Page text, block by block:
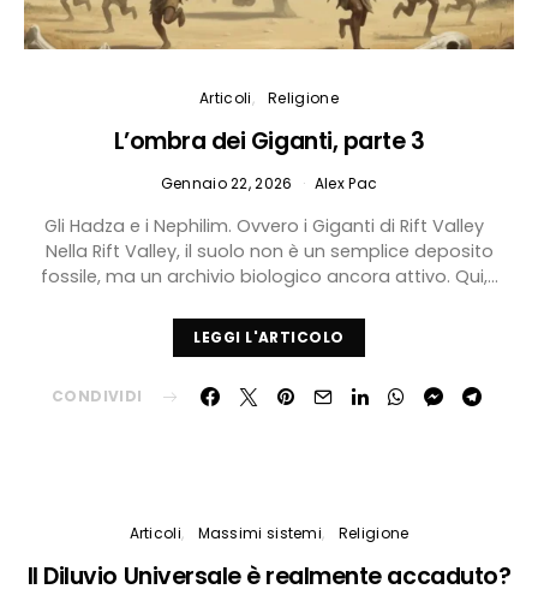
Articoli Religione
L’ombra dei Giganti, parte 3
Gennaio 22, 2026 Alex Pac
Gli Hadza e i Nephilim. Ovvero i Giganti di Rift Valley
Nella Rift Valley, il suolo non è un semplice deposito
fossile, ma un archivio biologico ancora attivo. Qui,…
LEGGI L'ARTICOLO
CONDIVIDI
Articoli Massimi sistemi Religione
Il Diluvio Universale è realmente accaduto?